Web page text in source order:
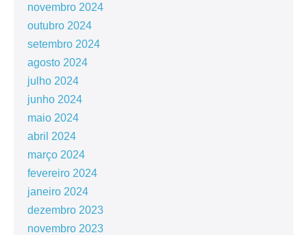
novembro 2024
outubro 2024
setembro 2024
agosto 2024
julho 2024
junho 2024
maio 2024
abril 2024
março 2024
fevereiro 2024
janeiro 2024
dezembro 2023
novembro 2023